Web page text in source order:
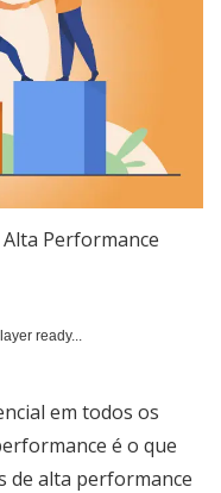
Alta Performance
ready...
em todos os
é o que
de alta performance